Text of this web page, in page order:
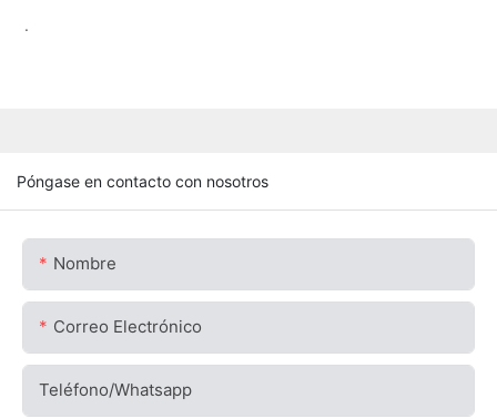
.
Póngase en contacto con nosotros
Nombre
Correo Electrónico
Teléfono/whatsapp